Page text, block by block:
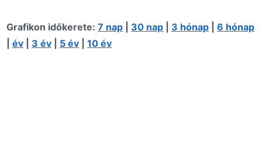
Grafikon időkerete: 7 nap 30 nap 3 hónap
6 hónap
év 3 év 5 év 10 év